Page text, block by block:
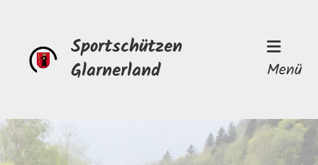
Sportschützen
Glarnerland
Menü